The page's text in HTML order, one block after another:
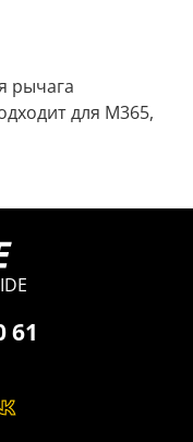
рычага
для M365,
61